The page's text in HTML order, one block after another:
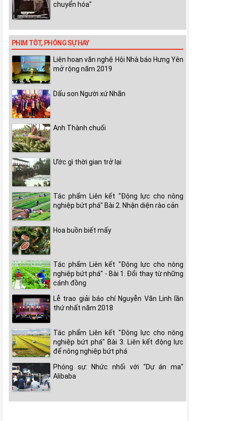
chuyển hóa"
PHIM TỐT, PHÓNG SỰ HAY
Liên hoan văn nghệ Hội Nhà báo Hưng Yên
mở rộng năm 2019
Dấu son Người xứ Nhãn
Anh Thành chuối
Ước gì thời gian trở lại
Tác phẩm Liên kết "Động lực cho nông
nghiệp bứt phá" Bài 2. Nhận diện rào cản
Hoa buồn biết mấy
Tác phẩm Liên kết "Động lực cho nông
nghiệp bứt phá" - Bài 1. Đổi thay từ những
cánh đồng
Lễ trao giải báo chí Nguyễn Văn Linh lần
thứ nhất năm 2018
Tác phẩm Liên kết "Động lực cho nông
nghiệp bứt phá" Bài 3. Liên kết động lực
để nông nghiệp bứt phá
Phóng sự: Nhức nhối với "Dự án ma"
Alibaba